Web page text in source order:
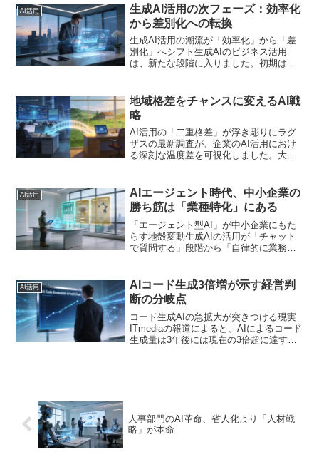
オンプレミス型の...
AI活用
生成AI活用の次フェーズ：効率化
から差別化への転換
生成AI活用の潮流が「効率化」から「差
別化」へシフト生成AIのビジネス活用
は、新たな段階に入りました。初期は文
自社のノウハウやデータをAIに学習さ
せ、競合他社には真似ので...
地域格差をチャンスに変えるAI戦
略
AI活用の「二重格差」が浮き彫りにラグ
ザスの最新調査が、企業のAI活用におけ
る深刻な温度差を可視化しました。大企
れているのです。このニュースを単なる
「格差の報告」で終...
AI活用
AIエージェント時代、中小企業の
勝ち筋は「業種特化」にある
「エージェント型AI」が中小企業にもた
らす地殻変動生成AIの活用が「チャット
で質問する」段階から「自律的に業務を
例は1,252件に達し、その中でも「エージ
ェント型...
AI活用
AIコード生成3倍増が示す経営判
断の分岐点
コード生成AIの急拡大が突きつける現実
ITmediaの報道によると、AIによるコード
生成量は3年後には現在の3倍超に達する
人事部門のAI革命、省人化より「人材戦
略」が本命